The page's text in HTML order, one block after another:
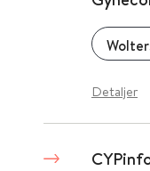
Detaljer